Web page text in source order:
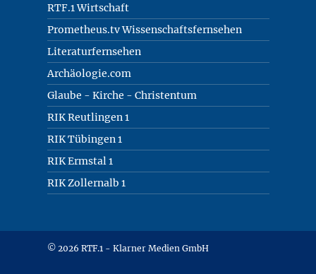
© 2026 RTF.1 - Klarner Medien GmbH
RTF.1 Wirtschaft
Prometheus.tv Wissenschaftsfernsehen
Literaturfernsehen
Archäologie.com
Glaube - Kirche - Christentum
RIK Reutlingen 1
RIK Tübingen 1
RIK Ermstal 1
RIK Zollernalb 1